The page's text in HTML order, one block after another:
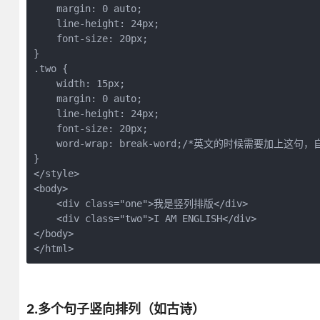
    margin: 0 auto;
    line-height: 24px;
    font-size: 20px;
}
.two {
    width: 15px;
    margin: 0 auto;
    line-height: 24px;
    font-size: 20px;
word-wrap: break-word;/*英文的时候需要加上这句，
}
</style>
<body>
    <div class="one">我是竖列排版</div>
    <div class="two">I AM ENGLISH</div>
</body>
</html>
2.多个句子竖向排列（如古诗）